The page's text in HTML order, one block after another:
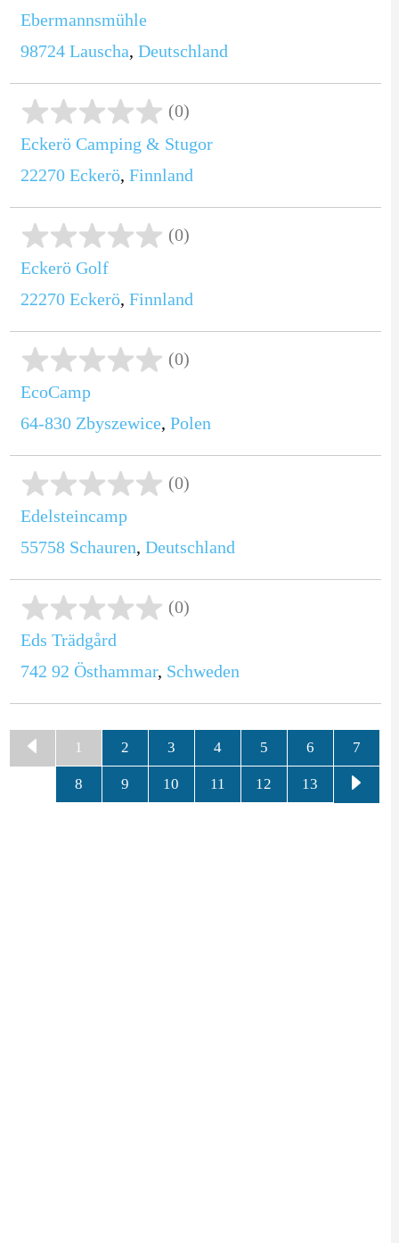
Ebermannsmühle
98724 Lauscha, Deutschland
(0)
Eckerö Camping & Stugor
22270 Eckerö, Finnland
(0)
Eckerö Golf
22270 Eckerö, Finnland
(0)
EcoCamp
64-830 Zbyszewice, Polen
(0)
Edelsteincamp
55758 Schauren, Deutschland
(0)
Eds Trädgård
742 92 Östhammar, Schweden
1 2 3 4 5 6 7
8 9 10 11 12 13